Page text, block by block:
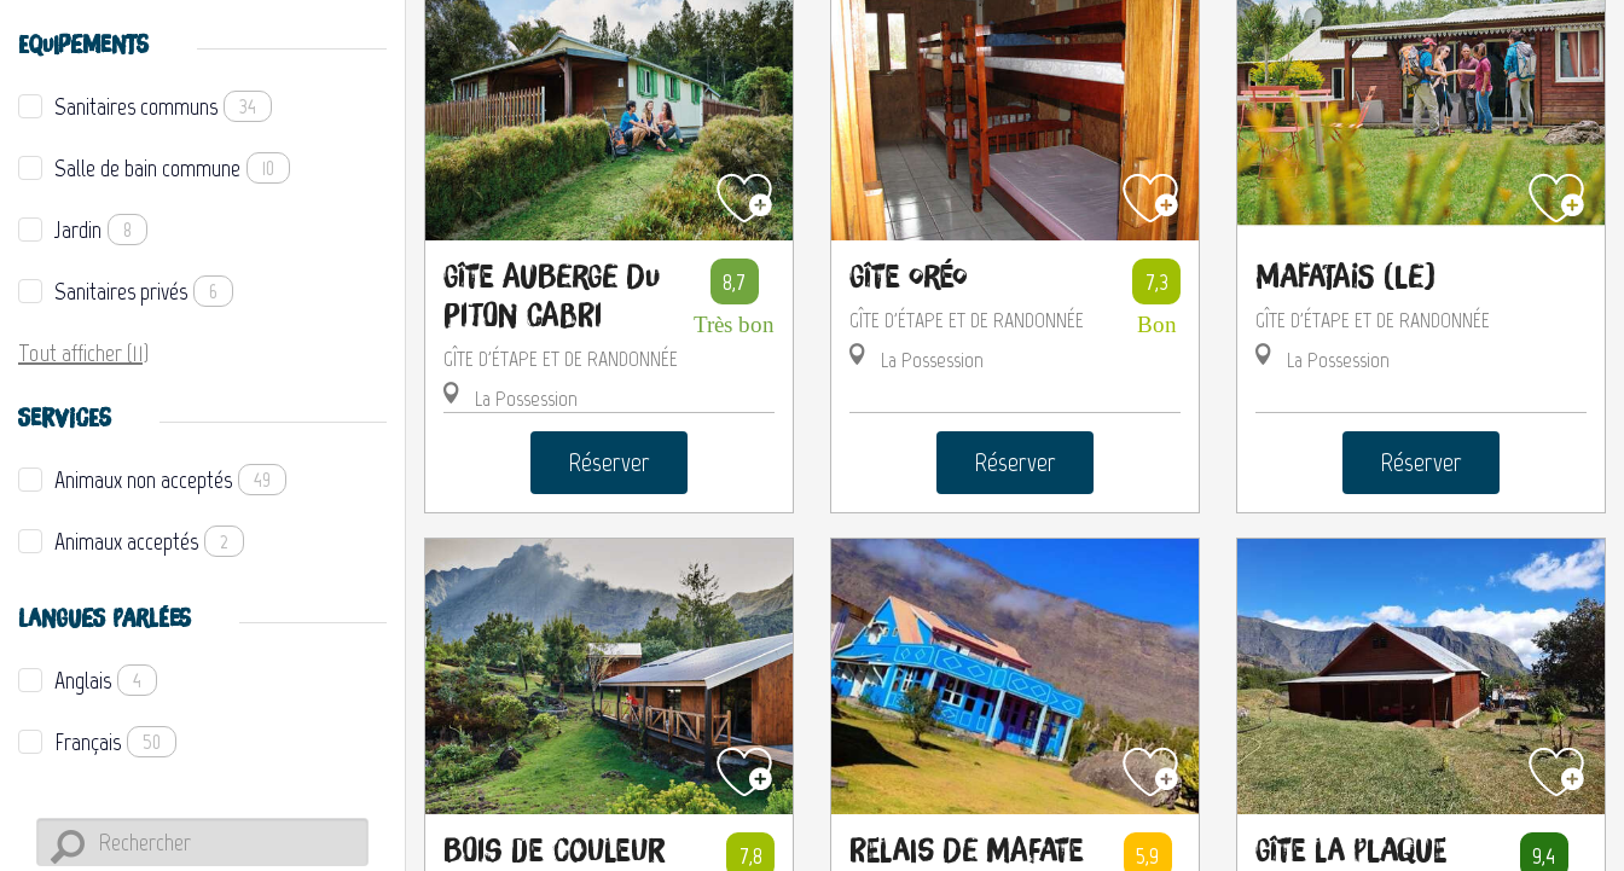
EQUIPEMENTS
Sanitaires communs 34
Salle de bain commune 10
Jardin 8
Sanitaires privés 6
Tout afficher (11)
SERVICES
Animaux non acceptés 49
Animaux acceptés 2
LANGUES PARLÉES
Anglais 4
Français 50
Gîte Auberge du
Piton Cabri
GÎTE D'ÉTAPE ET DE RANDONNÉE
La Possession
8,7
Très bon
Réserver
Gîte Oréo
GÎTE D'ÉTAPE ET DE RANDONNÉE
La Possession
7,3
Bon
Réserver
Mafatais (Le)
GÎTE D'ÉTAPE ET DE RANDONNÉE
La Possession
Réserver
Bois de Couleur
7,8
Relais de Mafate
5,9
Gîte La Plaque
9,4